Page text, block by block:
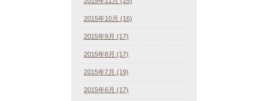
2015年10月 (16)
2015年9月 (17)
2015年8月 (17)
2015年7月 (19)
2015年6月 (17)